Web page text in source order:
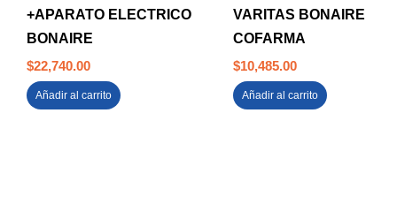
+APARATO ELECTRICO
BONAIRE
$22,740.00
Añadir al carrito
VARITAS BONAIRE
COFARMA
$10,485.00
Añadir al carrito